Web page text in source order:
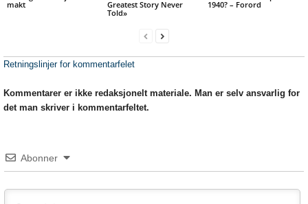
makt
Greatest Story Never
Told»
1940? – Forord
Retningslinjer for kommentarfelet
Kommentarer er ikke redaksjonelt materiale. Man er selv ansvarlig for
det man skriver i kommentarfeltet.
Abonner